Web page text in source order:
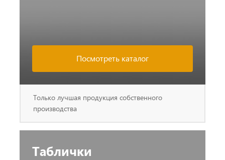
Посмотреть каталог
Только лучшая продукция собственного
производства
Таблички